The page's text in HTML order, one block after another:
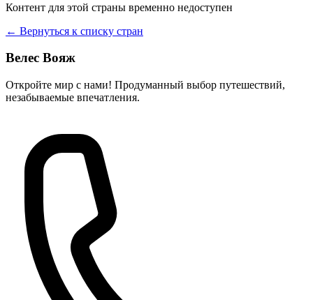
Контент для этой страны временно недоступен
← Вернуться к списку стран
Велес Вояж
Откройте мир с нами! Продуманный выбор путешествий,
незабываемые впечатления.